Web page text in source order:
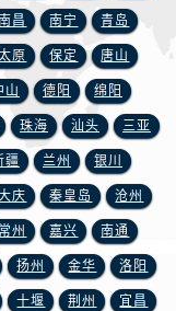
江苏省镇江市京口区中山东路宝玑售后服务中心（需提前预约）
江西省抚州市临川区赣东大道宝玑售后服务中心（需提前预约）
江西省赣州市章贡区文清路宝玑售后服务中心（需提前预约）
江西省吉安市吉州区井冈山大道宝玑售后服务中心（需提前预约）
江西省景德镇市珠山区珠山中路宝玑售后服务中心（需提前预约）
江西省九江市浔阳区浔阳路宝玑售后服务中心（需提前预约）
江西省南昌市红谷滩新区红谷中大道998号绿地双子塔（中央广场）A1座办公楼14层1407室宝玑售后服务中心（需提前预约）
江西省萍乡市安源区萍安北大道与康庄路交叉口宝玑售后服务中心（需提前预约）
江西省上饶市信州区滨江西路宝玑售后服务中心（需提前预约）
江西省新余市渝水区北湖西路宝玑售后服务中心（需提前预约）
南昌 南宁 青岛
原 保定 唐山
山 德阳 绵阳
珠海 汕头 三亚
疆 兰州 银川
庆 秦皇岛 沧州
常州 嘉兴 南通
扬州 金华 洛阳
十堰 荆州 宜昌